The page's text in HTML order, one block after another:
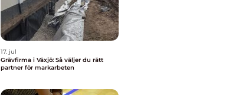
17. jul
Grävfirma i Växjö: Så väljer du rätt
partner för markarbeten